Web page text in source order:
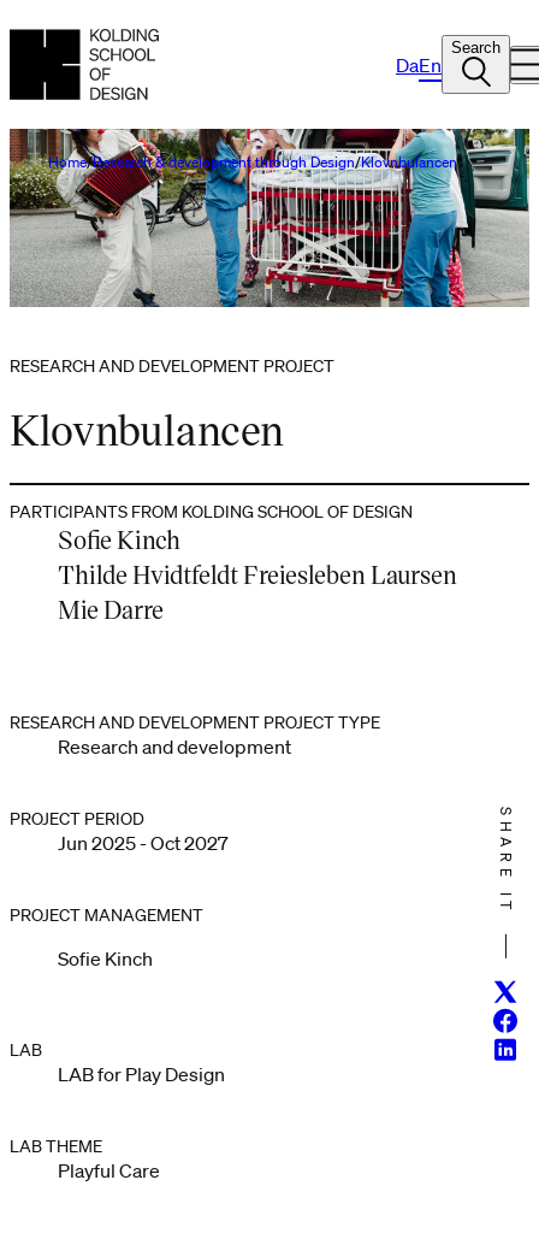
DaEn
Search
Home Research & development through Design Klovnbulancen
RESEARCH AND DEVELOPMENT PROJECT
Klovnbulancen
PARTICIPANTS FROM KOLDING SCHOOL OF DESIGN
Sofie Kinch
Thilde Hvidtfeldt Freiesleben Laursen
Mie Darre
RESEARCH AND DEVELOPMENT PROJECT TYPE
Research and development
PROJECT PERIOD
Jun 2025 - Oct 2027
PROJECT MANAGEMENT
Sofie Kinch
LAB
LAB for Play Design
LAB THEME
Playful Care
SHARE IT